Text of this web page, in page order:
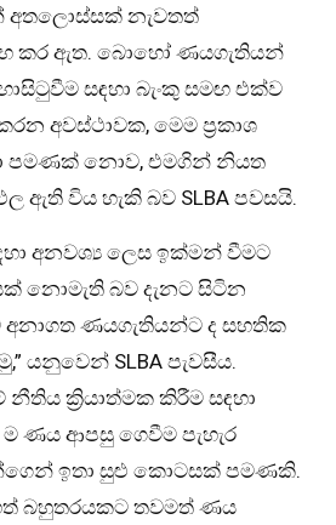
අතලොස්සක් නැවතත්
කර ඇත. බොහෝ ණයගැතියන්
සඳහා බැංකු සමඟ එක්ව
අවස්ථාවක, මෙම ප්‍රකාශ
පමණක් නොව, එමගින් නියත
ඇති විය හැකි බව SLBA පවසයි.
අනවශ්‍ය ලෙස ඉක්මන් වීමට
නොමැති බව දැනට සිටින
ණයගැතියන්ට ද සහතික
යනුවෙන් SLBA පැවසීය.
නීතිය ක්‍රියාත්මක කිරීම සඳහා
ණය ආපසු ගෙවීම පැහැර
ඉතා සුළු කොටසක් පමණකි.
බහුතරයකට තවමත් ණය